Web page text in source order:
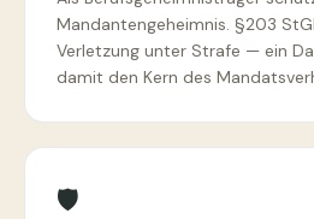
Mandantengeheimnis. §203
Verletzung unter Strafe — ein
damit den Kern des
🛡️